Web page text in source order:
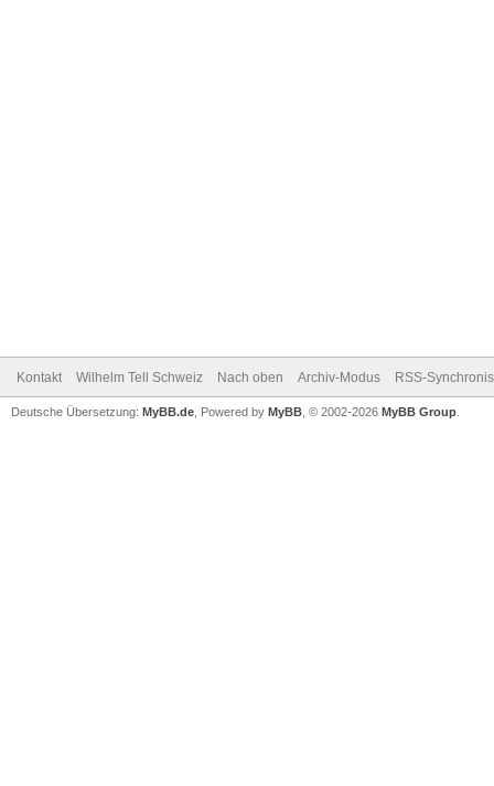
Kontakt Wilhelm Tell Schweiz Nach oben Archiv-Modus RSS-
Deutsche Übersetzung: MyBB.de , Powered by MyBB , © 2002-2026 MyBB Group